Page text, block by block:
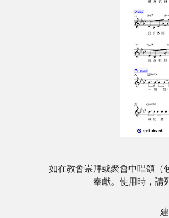
如在教會崇拜或聚會中唱頌（
奉獻。使用時，請